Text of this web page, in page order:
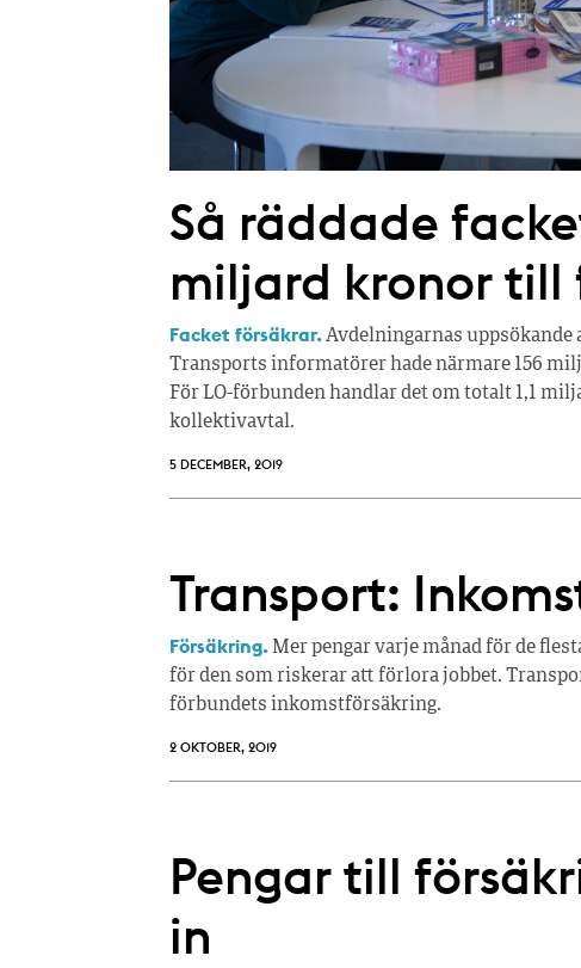
Så räddade
miljard kronor till
Facket försäkrar.Avdelningarnas uppsökande
Transports informatörer hade närmare 156
För LO-förbunden handlar det om totalt 1,1
kollektivavtal.
5 DECEMBER, 2019
Transport:
Försäkring. Mer pengar varje månad för de
för den som riskerar att förlora jobbet.
förbundets inkomstförsäkring.
2 OKTOBER, 2019
Pengar till
in